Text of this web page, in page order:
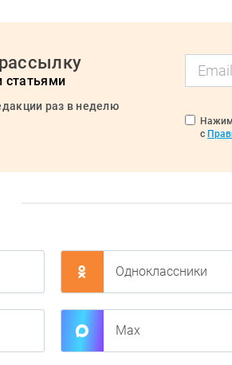
раз в неделю
с
Одноклассники
Max